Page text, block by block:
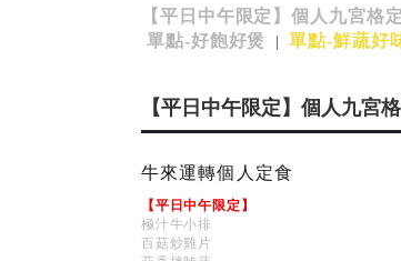
【平日中午限定】個人九宮格
單點-好飽好煲 單點-鮮蔬好
【平日中午限定】個人九宮
牛來運轉個人定食
【平日中午限定】
極汁牛小排
百菇炒雞片